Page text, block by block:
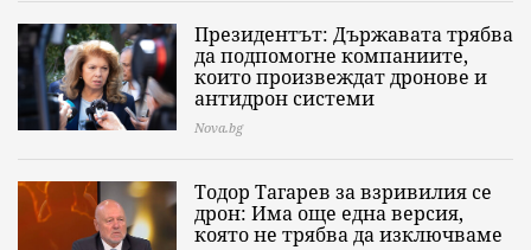
Президентът: Държавата трябва
да подпомогне компаниите,
които произвеждат дронове и
антидрон системи
Nova.bg
Тодор Тагарев за взривилия се
дрон: Има още една версия,
която не трябва да изключваме